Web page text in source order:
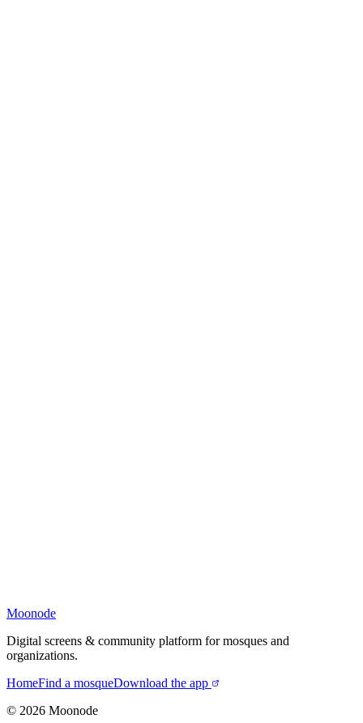
Moonode
Digital screens & community platform for mosques and
organizations.
HomeFind a mosqueDownload the app
© 2026 Moonode